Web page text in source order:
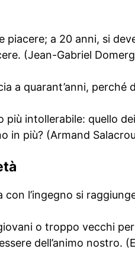
piacere; a 20 anni, si
(Jean-Gabriel
a quarant’anni,
più intollerabile: quello
in più? (Armand
con l’ingegno si
o troppo vecchi
dell’animo nostro.